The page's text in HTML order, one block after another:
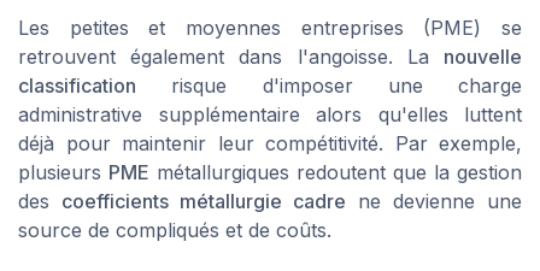
Les petites et moyennes entreprises (PME) se
retrouvent également dans l'angoisse. La nouvelle
classification risque d'imposer une charge
administrative supplémentaire alors qu'elles luttent
déjà pour maintenir leur compétitivité. Par exemple,
plusieurs PME métallurgiques redoutent que la gestion
des coefficients métallurgie cadre ne devienne une
source de compliqués et de coûts.